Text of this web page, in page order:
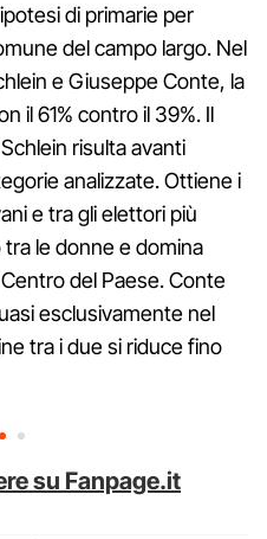
di primarie per
del campo largo. Nel
e Giuseppe Conte, la
il 61% contro il 39%. Il
risulta avanti
analizzate. Ottiene i
e tra gli elettori più
le donne e domina
del Paese. Conte
esclusivamente nel
tra i due si riduce fino
su Fanpage.it